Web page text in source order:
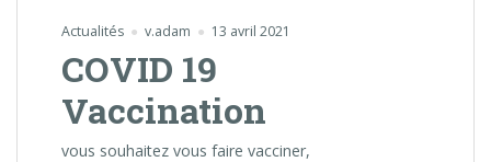
Actualités v.adam 13 avril 2021
COVID 19
Vaccination
vous souhaitez vous faire vacciner,